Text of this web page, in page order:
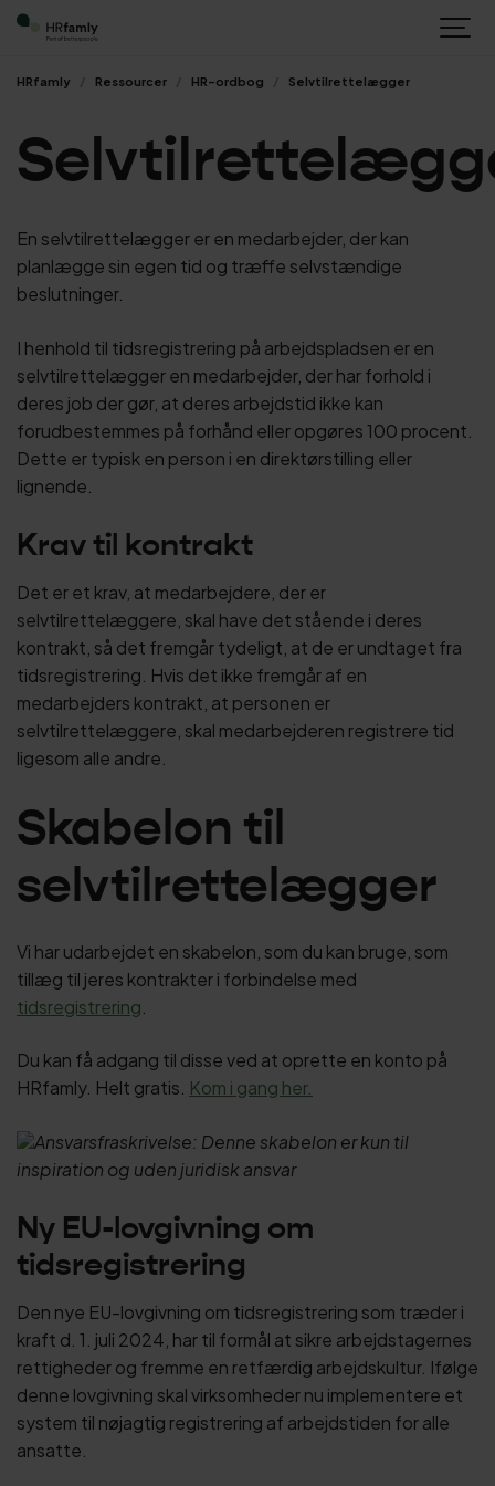
HRfamly Ressourcer HR-ordbog Selvtilrettelægger
En selvtilrettelægger er en medarbejder, der kan
planlægge sin egen tid og træffe selvstændige
beslutninger.
I henhold til tidsregistrering på arbejdspladsen er en
selvtilrettelægger en medarbejder, der har forhold i
deres job der gør, at deres arbejdstid ikke kan
forudbestemmes på forhånd eller opgøres 100 procent.
Dette er typisk en person i en direktørstilling eller
lignende.
Krav til kontrakt
Det er et krav, at medarbejdere, der er
selvtilrettelæggere, skal have det stående i deres
kontrakt, så det fremgår tydeligt, at de er undtaget fra
tidsregistrering. Hvis det ikke fremgår af en
medarbejders kontrakt, at personen er
selvtilrettelæggere, skal medarbejderen registrere tid
ligesom alle andre.
Skabelon til
selvtilrettelægger
Vi har udarbejdet en skabelon, som du kan bruge, som
tillæg til jeres kontrakter i forbindelse med
tidsregistrering
Du kan få adgang til disse ved at oprette en konto på
HRfamly. Helt gratis. Kom i gang her.
Ansvarsfraskrivelse: Denne skabelon er kun til
inspiration og uden juridisk ansvar
Ny EU-lovgivning om
tidsregistrering
Den nye EU-lovgivning om tidsregistrering som træder i
kraft d. 1. juli 2024, har til formål at sikre arbejdstagernes
rettigheder og fremme en retfærdig arbejdskultur. Ifølge
denne lovgivning skal virksomheder nu implementere et
system til nøjagtig registrering af arbejdstiden for alle
ansatte.